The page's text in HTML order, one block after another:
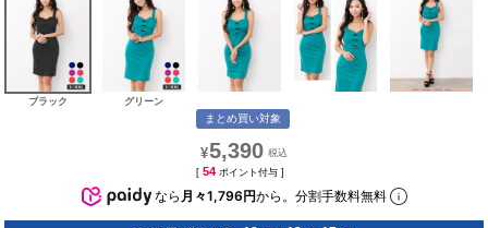
ブラック グリーン
まとめ買い対象
¥5,390
[ 54 ポイント付与 ]
なら 月々1,796円から。分割手数料無料